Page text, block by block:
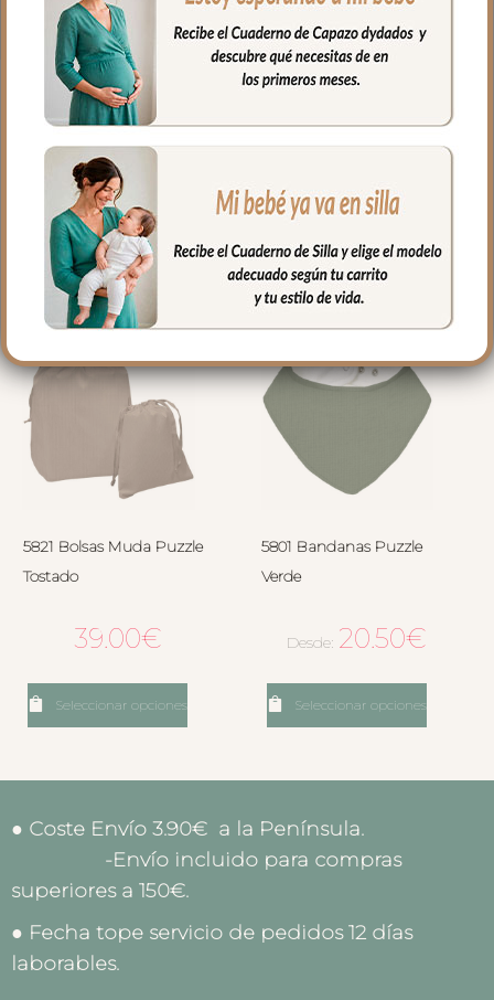
con presión para que quede bien sujeta.
PRODUCTOS
RELACIONADOS
5821 Bolsas Muda Puzzle
Tostado
39.00€
Seleccionar opciones
5801 Bandanas Puzzle
Verde
Desde: 20.50€
Seleccionar opciones
● Coste Envío 3.90€ a la Península.
-Envío incluido para compras
superiores a 150€.
● Fecha tope servicio de pedidos 12 días
laborables.